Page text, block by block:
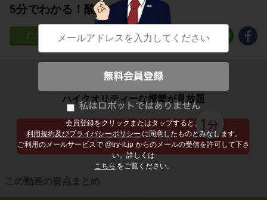
会員登録をクリックまたはタップすると、
利用規約及びプライバシーポリシー に同意したものとみなします。
ご利用のメールサービスで @try-it.jp からのメールの受信を許可して下さ
い。詳しくは
こちら をご覧ください。
5分でわかる！酸素の製法
145
子どもの勉強から大人の学び直しまで
ハイクオリティーな授業が見放題
この動画の要点まとめ